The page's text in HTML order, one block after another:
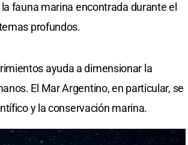
fauna marina encontrada durante el
profundos.
ayuda a dimensionar la
El Mar Argentino, en particular, se
y la conservación marina.